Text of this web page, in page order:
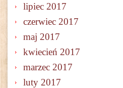
lipiec 2017
czerwiec 2017
maj 2017
kwiecień 2017
marzec 2017
luty 2017